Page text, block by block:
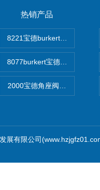
热销产品
8221宝德burkert电导率探头
8077burkert宝德椭圆齿轮脉
2000宝德角座阀德国宝帝
展有限公司